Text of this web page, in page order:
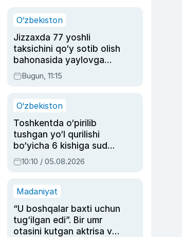
O‘zbekiston
Jizzaxda 77 yoshli
taksichini qo‘y sotib olish
bahonasida yaylovga
olib borib o‘ldirgan yigit
20 yilga qamaldi
Bugun, 11:15
O‘zbekiston
Toshkentda o‘pirilib
tushgan yo‘l qurilishi
bo‘yicha 6 kishiga sud
hukmi o‘qildi
10:10 / 05.08.2026
Madaniyat
“U boshqalar baxti uchun
tug‘ilgan edi”. Bir umr
otasini kutgan aktrisa va